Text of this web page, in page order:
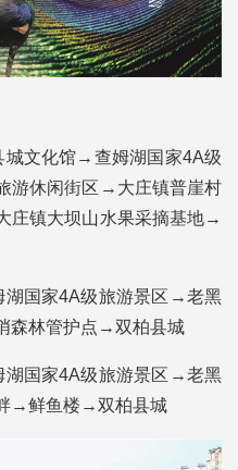
文化馆→查姆湖国家4A级
游休闲街区→大庄镇普崖村
庄镇大坝山水果采摘基地→
国家4A级旅游景区→老黑
森林管护点→双柏县城
国家4A级旅游景区→老黑
→鲜鱼楼→双柏县城